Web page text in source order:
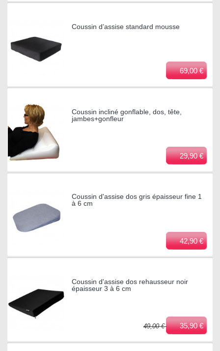
Coussin d’assise standard mousse
69,00 €
Coussin incliné gonflable, dos, tête,
jambes+gonfleur
29,90 €
Coussin d'assise dos gris épaisseur fine 1
à 6 cm
42,90 €
Coussin d'assise dos rehausseur noir
épaisseur 3 à 6 cm
49,00 € 35,90 €